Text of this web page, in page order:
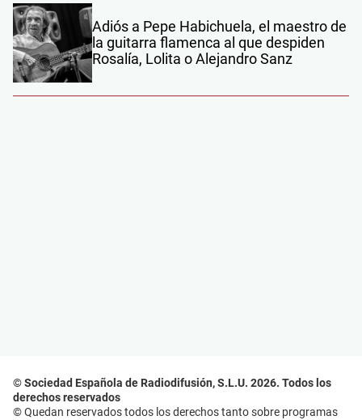
Adiós a Pepe Habichuela, el maestro de
la guitarra flamenca al que despiden
Rosalía, Lolita o Alejandro Sanz
© Sociedad Española de Radiodifusión, S.L.U. 2026. Todos los
derechos reservados
© Quedan reservados todos los derechos tanto sobre programas